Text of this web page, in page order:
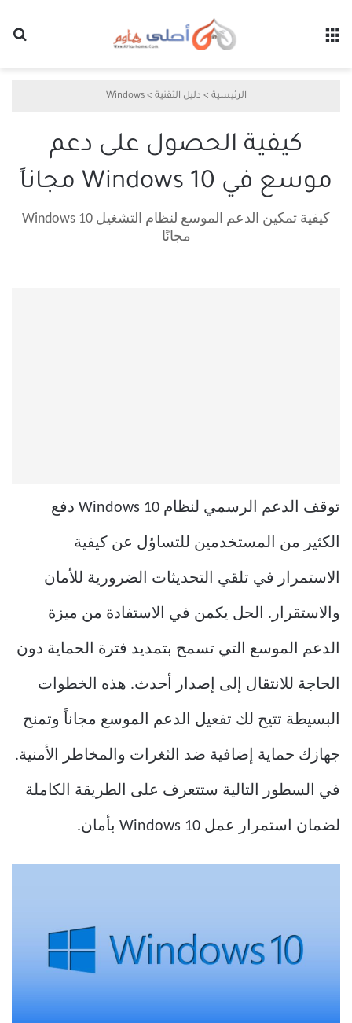
الرئيسية > دليل التقنية >
Windows
كيفية الحصول على دعم
موسع في Windows 10 مجاناً
كيفية تمكين الدعم الموسع لنظام التشغيل Windows 10
مجانًا
توقف الدعم الرسمي لنظام Windows 10 دفع
الكثير من المستخدمين للتساؤل عن كيفية
الاستمرار في تلقي التحديثات الضرورية للأمان
والاستقرار. الحل يكمن في الاستفادة من ميزة
الدعم الموسع التي تسمح بتمديد فترة الحماية دون
الحاجة للانتقال إلى إصدار أحدث. هذه الخطوات
البسيطة تتيح لك تفعيل الدعم الموسع مجاناً وتمنح
جهازك حماية إضافية ضد الثغرات والمخاطر الأمنية.
في السطور التالية ستتعرف على الطريقة الكاملة
لضمان استمرار عمل Windows 10 بأمان.